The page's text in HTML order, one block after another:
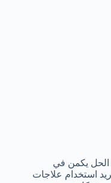
الحل يكمن في
استخدام علاجات